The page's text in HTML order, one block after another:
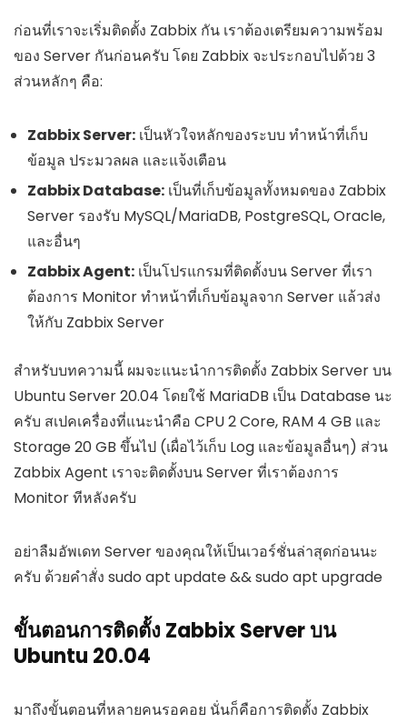
ก่อนที่เราจะเริ่มติดตั้ง Zabbix กัน เราต้องเตรียมความพร้อม
ของ Server กันก่อนครับ โดย Zabbix จะประกอบไปด้วย 3
ส่วนหลักๆ คือ:
Zabbix Server: เป็นหัวใจหลักของระบบ ทำหน้าที่เก็บ
ข้อมูล ประมวลผล และแจ้งเตือน
Zabbix Database: เป็นที่เก็บข้อมูลทั้งหมดของ Zabbix
Server รองรับ MySQL/MariaDB, PostgreSQL, Oracle,
และอื่นๆ
Zabbix Agent: เป็นโปรแกรมที่ติดตั้งบน Server ที่เรา
ต้องการ Monitor ทำหน้าที่เก็บข้อมูลจาก Server แล้วส่ง
ให้กับ Zabbix Server
สำหรับบทความนี้ ผมจะแนะนำการติดตั้ง Zabbix Server บน
Ubuntu Server 20.04 โดยใช้ MariaDB เป็น Database นะ
ครับ สเปคเครื่องที่แนะนำคือ CPU 2 Core, RAM 4 GB และ
Storage 20 GB ขึ้นไป (เผื่อไว้เก็บ Log และข้อมูลอื่นๆ) ส่วน
Zabbix Agent เราจะติดตั้งบน Server ที่เราต้องการ
Monitor ทีหลังครับ
อย่าลืมอัพเดท Server ของคุณให้เป็นเวอร์ชั่นล่าสุดก่อนนะ
ครับ ด้วยคำสั่ง sudo apt update && sudo apt upgrade
ขั้นตอนการติดตั้ง Zabbix Server บน
Ubuntu 20.04
มาถึงขั้นตอนที่หลายคนรอคอย นั่นก็คือการติดตั้ง Zabbix